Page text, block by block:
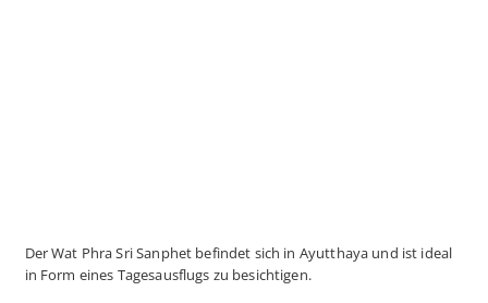
Der Wat Phra Sri Sanphet befindet sich in Ayutthaya und ist ideal
in Form eines Tagesausflugs zu besichtigen.